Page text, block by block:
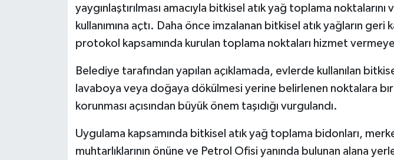
yaygınlaştırılması amacıyla bitkisel atık yağ toplama noktalarını
kullanımına açtı. Daha önce imzalanan bitkisel atık yağların geri
protokol kapsamında kurulan toplama noktaları hizmet
Belediye tarafından yapılan açıklamada, evlerde kullanılan
lavaboya veya doğaya dökülmesi yerine belirlenen noktalara
korunması açısından büyük önem taşıdığı vurgulandı.
Uygulama kapsamında bitkisel atık yağ toplama bidonları,
muhtarlıklarının önüne ve Petrol Ofisi yanında bulunan alana